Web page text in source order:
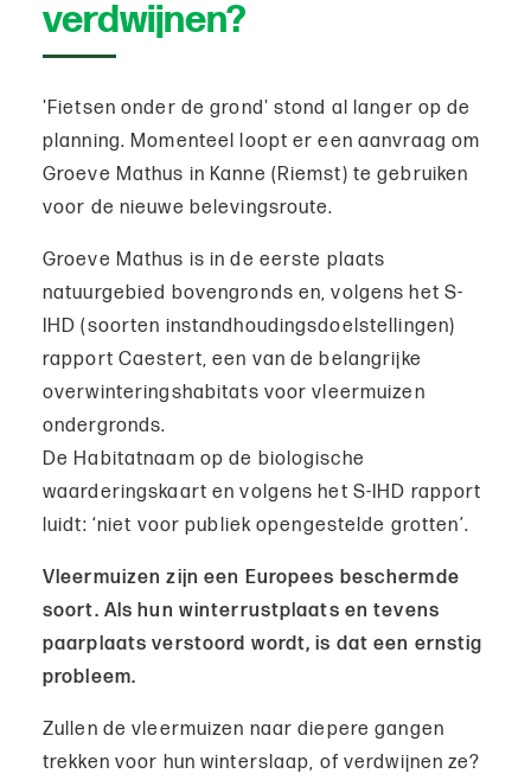
verdwijnen?
'Fietsen onder de grond' stond al langer op de
planning. Momenteel loopt er een aanvraag om
Groeve Mathus in Kanne (Riemst) te gebruiken
voor de nieuwe belevingsroute.
Groeve Mathus is in de eerste plaats
natuurgebied bovengronds en, volgens het S-
IHD (soorten instandhoudingsdoelstellingen)
rapport Caestert, een van de belangrijke
overwinteringshabitats voor vleermuizen
ondergronds.
De Habitatnaam op de biologische
waarderingskaart en volgens het S-IHD rapport
luidt: ‘niet voor publiek opengestelde grotten’.
Vleermuizen zijn een Europees beschermde
soort. Als hun winterrustplaats en tevens
paarplaats verstoord wordt, is dat een ernstig
probleem.
Zullen de vleermuizen naar diepere gangen
trekken voor hun winterslaap, of verdwijnen ze?